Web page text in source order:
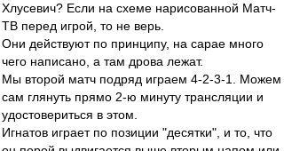
Хлусевич? Если на схеме нарисованной Матч-
ТВ перед игрой, то не верь.
Они действуют по принципу, на сарае много
чего написано, а там дрова лежат.
Мы второй матч подряд играем 4-2-3-1. Можем
сам глянуть прямо 2-ю минуту трансляции и
удостовериться в этом.
Игнатов играет по позиции "десятки", и то, что